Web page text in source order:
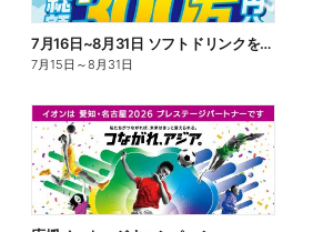
7月16日~8月31日 ソフトドリンクを買って当てよう!
7月15日 ～8月31日